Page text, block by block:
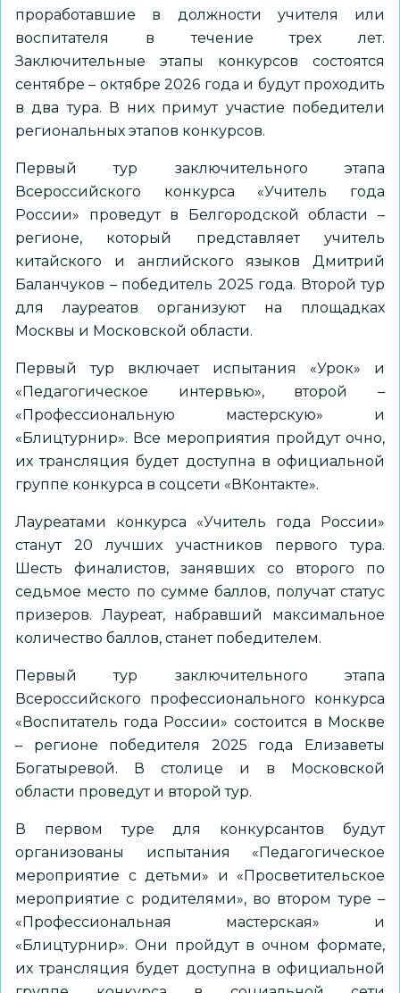
проработавшие в должности учителя или
воспитателя в течение трех лет.
Заключительные этапы конкурсов состоятся
сентябре – октябре 2026 года и будут проходить
в два тура. В них примут участие победители
региональных этапов конкурсов.
Первый тур заключительного этапа
Всероссийского конкурса «Учитель года
России» проведут в Белгородской области –
регионе, который представляет учитель
китайского и английского языков Дмитрий
Баланчуков – победитель 2025 года. Второй тур
для лауреатов организуют на площадках
Москвы и Московской области.
Первый тур включает испытания «Урок» и
«Педагогическое интервью», второй –
«Профессиональную мастерскую» и
«Блицтурнир». Все мероприятия пройдут очно,
их трансляция будет доступна в официальной
группе конкурса в соцсети «ВКонтакте».
Лауреатами конкурса «Учитель года России»
станут 20 лучших участников первого тура.
Шесть финалистов, занявших со второго по
седьмое место по сумме баллов, получат статус
призеров. Лауреат, набравший максимальное
количество баллов, станет победителем.
Первый тур заключительного этапа
Всероссийского профессионального конкурса
«Воспитатель года России» состоится в Москве
– регионе победителя 2025 года Елизаветы
Богатыревой. В столице и в Московской
области проведут и второй тур.
В первом туре для конкурсантов будут
организованы испытания «Педагогическое
мероприятие с детьми» и «Просветительское
мероприятие с родителями», во втором туре –
«Профессиональная мастерская» и
«Блицтурнир». Они пройдут в очном формате,
их трансляция будет доступна в официальной